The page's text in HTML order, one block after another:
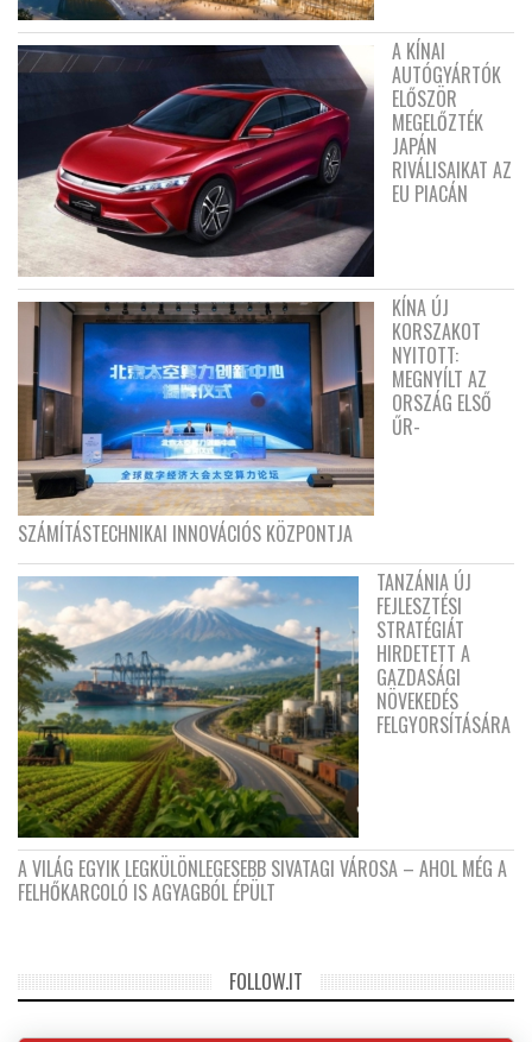
A KÍNAI
AUTÓGYÁRTÓK
ELŐSZÖR
MEGELŐZTÉK
JAPÁN
RIVÁLISAIKAT AZ
EU PIACÁN
KÍNA ÚJ
KORSZAKOT
NYITOTT:
MEGNYÍLT AZ
ORSZÁG ELSŐ
ŰR-
SZÁMÍTÁSTECHNIKAI INNOVÁCIÓS KÖZPONTJA
TANZÁNIA ÚJ
FEJLESZTÉSI
STRATÉGIÁT
HIRDETETT A
GAZDASÁGI
NÖVEKEDÉS
FELGYORSÍTÁSÁRA
A VILÁG EGYIK LEGKÜLÖNLEGESEBB SIVATAGI VÁROSA – AHOL MÉG A
FELHŐKARCOLÓ IS AGYAGBÓL ÉPÜLT
FOLLOW.IT